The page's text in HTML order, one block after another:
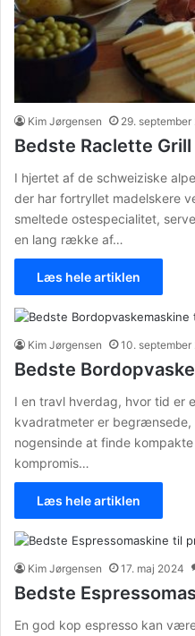
Kim Jørgensen 29. september
Bedste Raclette
I hjertet af de schweiziske
der har fortryllet madelskere
smeltede ostespecialitet,
en lang række af…
Læs hele artiklen
Kim Jørgensen 10. september
Bedste
I en travl hverdag, hvor tid er
kvadratmeter er
nogensinde at finde
kompromis…
Læs hele artiklen
Kim Jørgensen 17. maj 2024
Bedste
En god kop espresso kan